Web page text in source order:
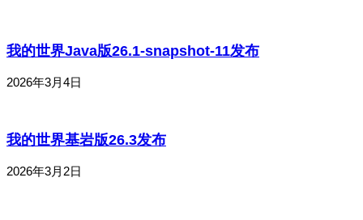
我的世界Java版26.1-snapshot-11发布
2026年3月4日
我的世界基岩版26.3发布
2026年3月2日